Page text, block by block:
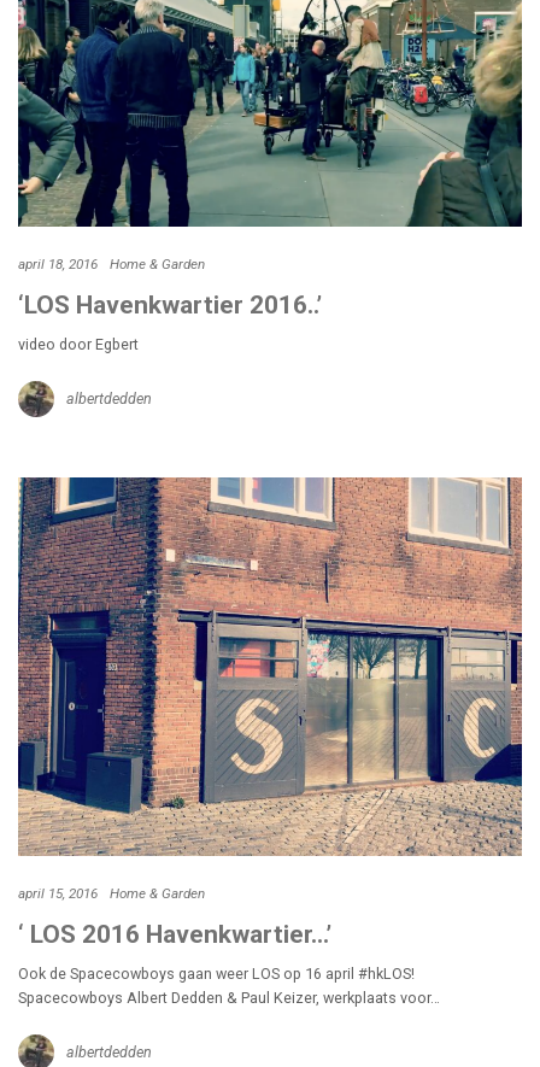
april 18, 2016 Home & Garden
‘LOS Havenkwartier 2016..’
video door Egbert
albertdedden
april 15, 2016 Home & Garden
‘ LOS 2016 Havenkwartier…’
Ook de Spacecowboys gaan weer LOS op 16 april #hkLOS!
Spacecowboys Albert Dedden & Paul Keizer, werkplaats voor…
albertdedden